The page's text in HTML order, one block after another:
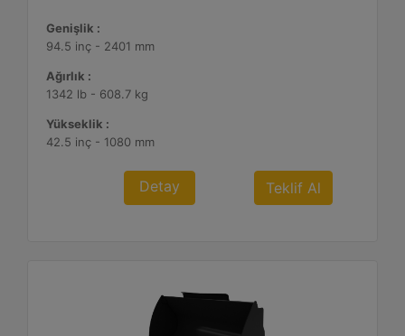
Genişlik :
94.5 inç - 2401 mm
Ağırlık :
1342 lb - 608.7 kg
Yükseklik :
42.5 inç - 1080 mm
Detay Teklif Al